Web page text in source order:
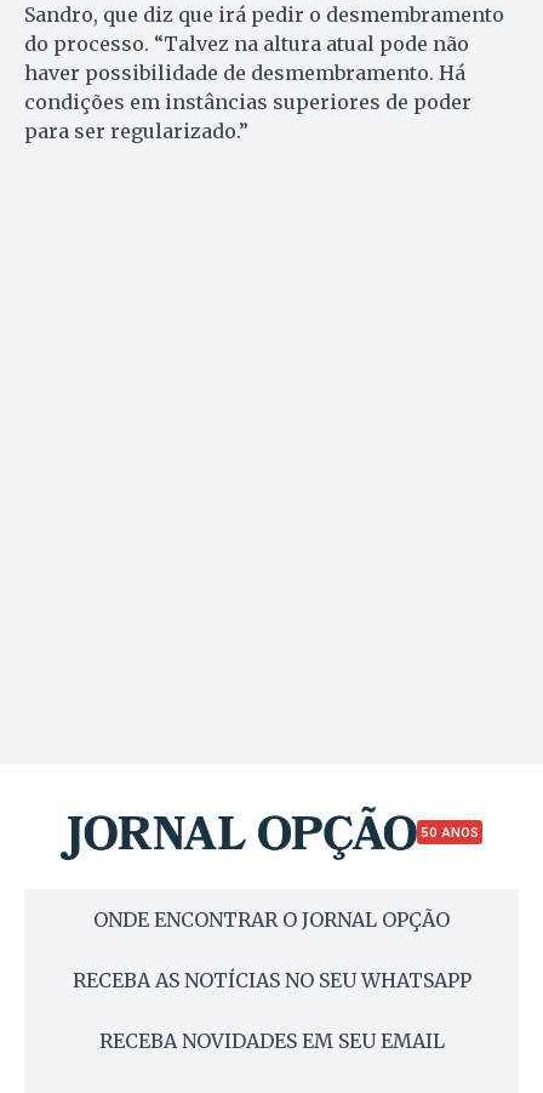
Sandro, que diz que irá pedir o desmembramento
do processo. “Talvez na altura atual pode não
haver possibilidade de desmembramento. Há
condições em instâncias superiores de poder
para ser regularizado.”
50 ANOS
ONDE ENCONTRAR O JORNAL OPÇÃO
RECEBA AS NOTÍCIAS NO SEU WHATSAPP
RECEBA NOVIDADES EM SEU EMAIL